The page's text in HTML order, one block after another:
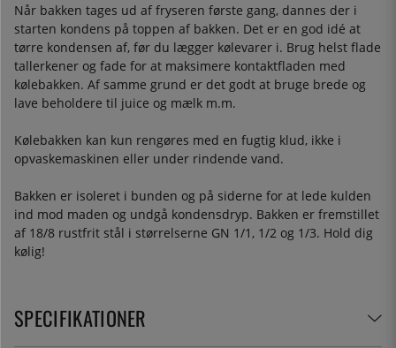
Når bakken tages ud af fryseren første gang, dannes der i
starten kondens på toppen af bakken. Det er en god idé at
tørre kondensen af, før du lægger kølevarer i. Brug helst flade
tallerkener og fade for at maksimere kontaktfladen med
kølebakken. Af samme grund er det godt at bruge brede og
lave beholdere til juice og mælk m.m.
Kølebakken kan kun rengøres med en fugtig klud, ikke i
opvaskemaskinen eller under rindende vand.
Bakken er isoleret i bunden og på siderne for at lede kulden
ind mod maden og undgå kondensdryp. Bakken er fremstillet
af 18/8 rustfrit stål i størrelserne GN 1/1, 1/2 og 1/3. Hold dig
kølig!
SPECIFIKATIONER